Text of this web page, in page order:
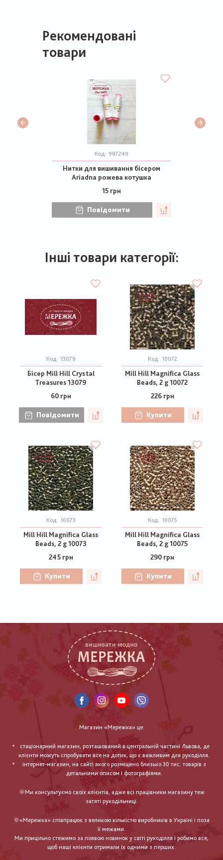
Рекомендовані
товари
Код: 987249
Нитки для вишивання бісером
Ariadna рожева котушка
15 грн
Повідомити
Інші товари категорії:
Код: 13079
Бісер Mill Hill Crystal
Treasures 13079
60 грн
Повідомити
Код: 10072
Mill Hill Magnifica Glass
Beads, 2 g 10072
226 грн
Купити
Код: 10073
Mill Hill Magnifica Glass
Beads, 2 g 10073
245 грн
Купити
Код: 10075
Mill Hill Magnifica Glass
Beads, 2 g 10075
290 грн
Купити
Магазин «Мережка» це:
стаціонарний магазин, розташований в центральній частині Львова, де
клієнти можуть спробувати все на дотик, що є важливим для рукоділля.
інтернет-магазин, на сайті якого розміщено близько 30 тис. товарів з
детальними описом і фотографіями.
🌞Ми консультуємо своїх клієнтів, адже всі працівники магазину теж
затяті рукодільниці.
🌞«Мережка» співпрацює з великою кількістю виробників в Україні і поза
її межами.
Ми прицільно стежимо за появою новинок у світі рукоділля і робимо все,
щоб наші клієнти отримали їх одними з перших.